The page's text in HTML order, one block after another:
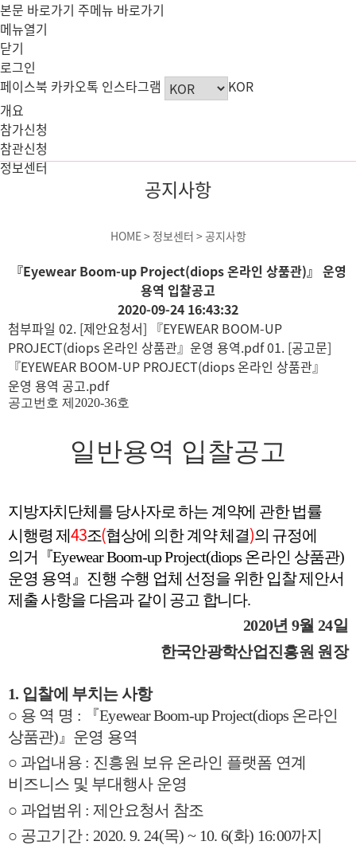
본문 바로가기 주메뉴 바로가기
메뉴열기
닫기
로그인
페이스북 카카오톡 인스타그램
KOR
개요
참가신청
참관신청
정보센터
공지사항
HOME > 정보센터 > 공지사항
『Eyewear Boom-up Project(diops 온라인 상품관)』 운영
용역 입찰공고
2020-09-24 16:43:32
첨부파일 02. [제안요청서] 『EYEWEAR BOOM-UP
PROJECT(diops 온라인 상품관』운영 용역.pdf01. [공고문]
『EYEWEAR BOOM-UP PROJECT(diops 온라인 상품관』
운영 용역 공고.pdf
공고번호 제 2020-36호
일반용역 입찰공고
지방자치단체를 당사자로 하는 계약에 관한 법률
시행령 제 43조(협상에 의한 계약 체결)의 규정에
의거
『Eyewear Boom-up Project(diops 온라인 상품관)
운영 용역 』 진행 수행 업체 선정을 위한 입찰 제안서
제출 사항을 다음과 같이 공고 합니다.
2020년 9월 24일
한국안광학산업진흥원 원장
1. 입찰에 부치는 사항
○ 용 역 명 : 『Eyewear Boom-up Project(diops 온라인
상품관) 』 운영 용역
○ 과업내용 : 진흥원 보유 온라인 플랫폼 연계
비즈니스 및 부대행사 운영
○ 과업범위 :제안요청서 참조
○ 공고기간: 2020. 9. 24(목) ~ 10. 6(화) 16:00까지